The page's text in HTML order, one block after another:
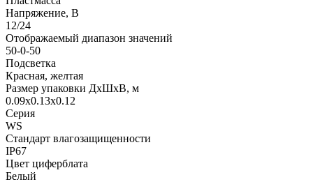
Напряжение, В
12/24
Отображаемый диапазон значений
50-0-50
Подсветка
Красная, желтая
Размер упаковки ДхШхВ, м
0.09x0.13x0.12
Серия
WS
Стандарт влагозащищенности
IP67
Цвет циферблата
Белый